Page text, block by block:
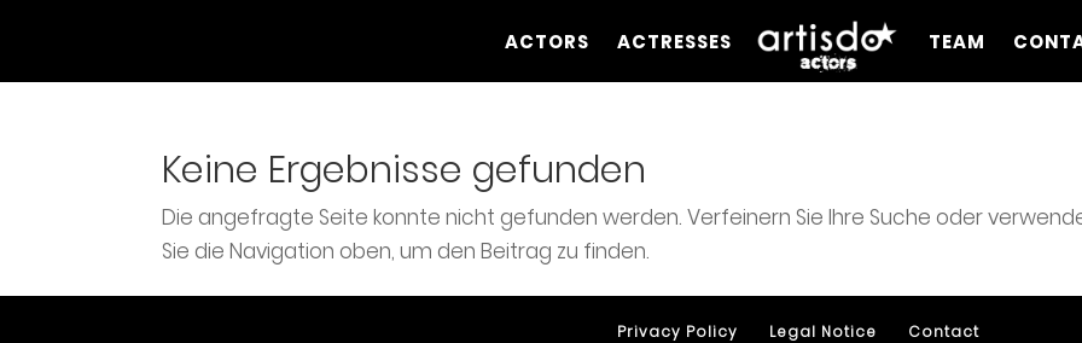
ACTORS ACTRESSES TEAM
Keine Ergebnisse gefunden
Die angefragte Seite konnte nicht gefunden werden. Verfeinern Sie Ihre Suche oder
Sie die Navigation oben, um den Beitrag zu finden.
Privacy Policy Legal Notice Contact